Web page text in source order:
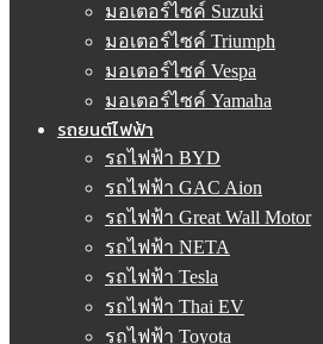
มอเตอร์ไซค์ Suzuki
มอเตอร์ไซค์ Triumph
มอเตอร์ไซค์ Vespa
มอเตอร์ไซค์ Yamaha
รถยนต์ไฟฟ้า
รถไฟฟ้า BYD
รถไฟฟ้า GAC Aion
รถไฟฟ้า Great Wall Motor
รถไฟฟ้า NETA
รถไฟฟ้า Tesla
รถไฟฟ้า Thai EV
รถไฟฟ้า Toyota